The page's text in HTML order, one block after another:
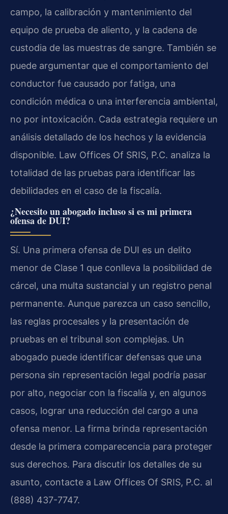
campo, la calibración y mantenimiento del
equipo de prueba de aliento, y la cadena de
custodia de las muestras de sangre. También se
puede argumentar que el comportamiento del
conductor fue causado por fatiga, una
condición médica o una interferencia ambiental,
no por intoxicación. Cada estrategia requiere un
análisis detallado de los hechos y la evidencia
disponible. Law Offices Of SRIS, P.C. analiza la
totalidad de las pruebas para identificar las
debilidades en el caso de la fiscalía.
¿Necesito un abogado incluso si es mi primera
ofensa de DUI?
Sí. Una primera ofensa de DUI es un delito
menor de Clase 1 que conlleva la posibilidad de
cárcel, una multa sustancial y un registro penal
permanente. Aunque parezca un caso sencillo,
las reglas procesales y la presentación de
pruebas en el tribunal son complejas. Un
abogado puede identificar defensas que una
persona sin representación legal podría pasar
por alto, negociar con la fiscalía y, en algunos
casos, lograr una reducción del cargo a una
ofensa menor. La firma brinda representación
desde la primera comparecencia para proteger
sus derechos. Para discutir los detalles de su
asunto, contacte a Law Offices Of SRIS, P.C. al
(888) 437-7747.